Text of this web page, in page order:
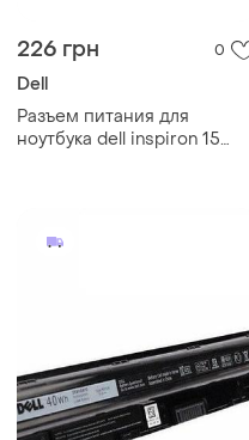
226 грн 0
Dell
Разъем питания для
ноутбука dell inspiron 15